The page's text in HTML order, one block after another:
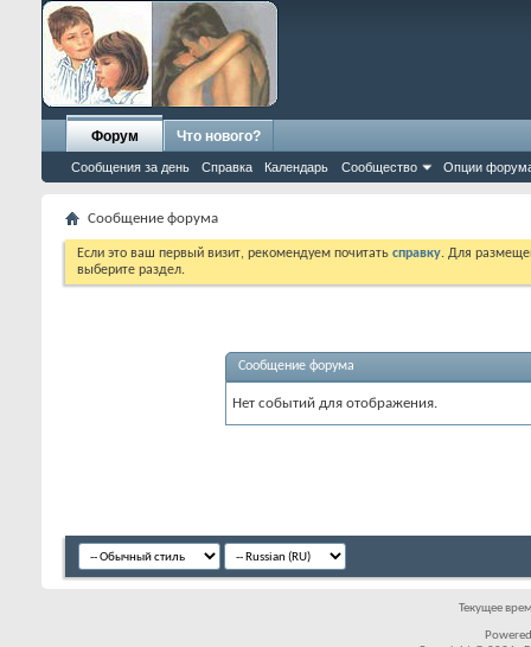
Форум
Сообщения за день Справка Календарь Сообщество Опции
Что нового?
Сообщение форума
Если это ваш первый визит, рекомендуем почитать справку. Для
выберите раздел.
Сообщение форума
Нет событий для отображения.
Текущее